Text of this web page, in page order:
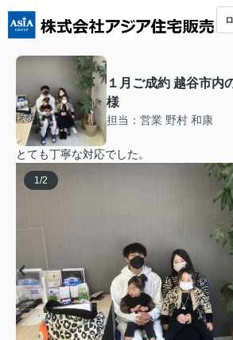
１月ご成約 越谷市内
様
担当：営業 野村 和康
とても丁寧な対応でした。
1/2